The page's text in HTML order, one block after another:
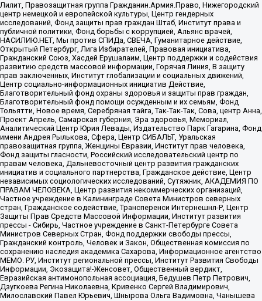
Лилит, Правозащитная группа Гражданин.Армия.Право, Нижегородский
центр немецкой и европейской культуры, Центр гендерных
исследований, Фонд защиты прав граждан Штаб, Институт права и
публичной политики, Фонд борьбы с коррупцией, Альянс врачей,
НАСИЛИЮ.НЕТ, Мы против СПИДа, СВЕЧА, Гуманитарное действие,
Открытый Петербург, Лига Избирателей, Правовая инициатива,
Гражданский Союз, Хасдей Ерушалаим, Центр поддержки и содействия
развитию средств массовой информации, Горячая Линия, В защиту
прав заключенных, Институт глобализации и социальных движений,
Центр социально-информационных инициатив Действие,
Благотворительный фонд охраны здоровья и защиты прав граждан,
Благотворительный фонд помощи осужденным и их семьям, Фонд
Тольятти, Новое время, Серебряная тайга, Так-Так-Так, Сова, центр Анна,
Проект Апрель, Самарская губерния, Эра здоровья, Мемориал,
Аналитический Центр Юрия Левады, Издательство Парк Гагарина, Фонд
имени Андрея Рылькова, Сфера, Центр СИБАЛЬТ, Уральская
правозащитная группа, Женщины Евразии, Институт прав человека,
Фонд защиты гласности, Российский исследовательский центр по
правам человека, Дальневосточный центр развития гражданских
инициатив и социального партнерства, Гражданское действие, Центр
независимых социологических исследований, Сутяжник, АКАДЕМИЯ ПО
ПРАВАМ ЧЕЛОВЕКА, Центр развития некоммерческих организаций,
Частное учреждение в Калининграде Совета Министров северных
стран, Гражданское содействие, Трансперенси Интернешнл-Р, Центр
Защиты Прав Средств Массовой Информации, Институт развития
прессы - Сибирь, Частное учреждение в Санкт-Петербурге Совета
Министров Северных Стран, Фонд поддержки свободы прессы,
Гражданский контроль, Человек и Закон, Общественная комиссия по
сохранению наследия академика Сахарова, Информационное агентство
МЕМО. РУ, Институт региональной прессы, Институт Развития Свободы
Информации, Экозащита!-Женсовет, Общественный вердикт,
Евразийская антимонопольная ассоциация, Бедушев Петр Петрович,
Дзугкоева Регина Николаевна, Кривенко Сергей Владимирович,
Милославский Павел Юрьевич, Шнырова Ольга Вадимовна, Чанышева